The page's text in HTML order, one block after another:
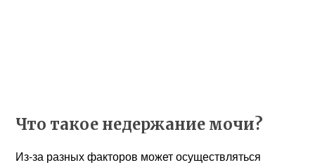
Что такое недержание мочи?
Из-за разных факторов может осуществляться